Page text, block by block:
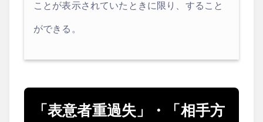
ことが表示されていたときに限り、すること
ができる。
「表意者重過失」・「相手方